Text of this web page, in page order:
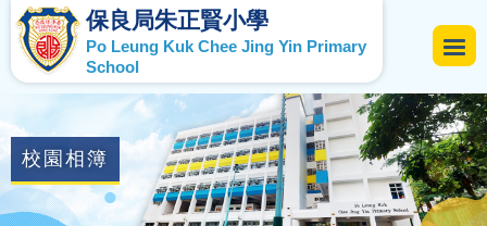
保良局朱正賢小學
Po Leung Kuk Chee Jing Yin Primary
School
校園相簿